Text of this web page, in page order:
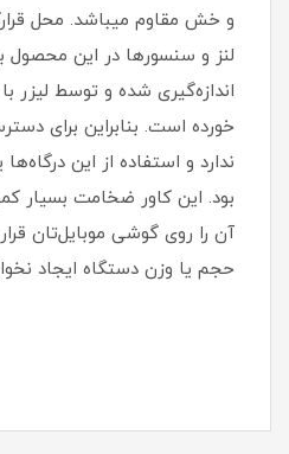
و خش مقاوم میباشد.‏ محل
لنز و سنسورها در این محصول
اندازه‌گیری شده و توسط لیزر با
خورده است‏.‏ بنابراین برای
ندارد و استفاده از این
بود‏.‏ این کاور ضخامت بسیار
آن را روی گوشی موبایل‌تان
حجم یا وزن دستگاه ایجاد